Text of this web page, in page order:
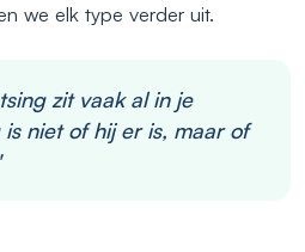
we elk type verder uit.
zit vaak al in je
niet of hij er is, maar of